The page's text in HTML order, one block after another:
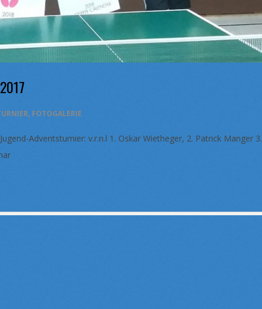
, FOTOGALERIE
Adventsturnier: v.r.n.l 1. Oskar Wietheger, 2. Patrick Manger 3.